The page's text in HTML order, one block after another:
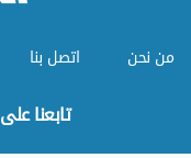
من نحن اتصل بنا
تابعنا على